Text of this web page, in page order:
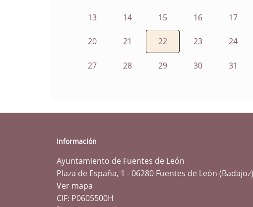
13 14 15 16 17
20 21 22 23 24
27 28 29 30 31
Información
Ayuntamiento de Fuentes de León
Plaza de España, 1 - 06280 Fuentes de León (Badajoz)
Ver mapa
CIF: P0605500H